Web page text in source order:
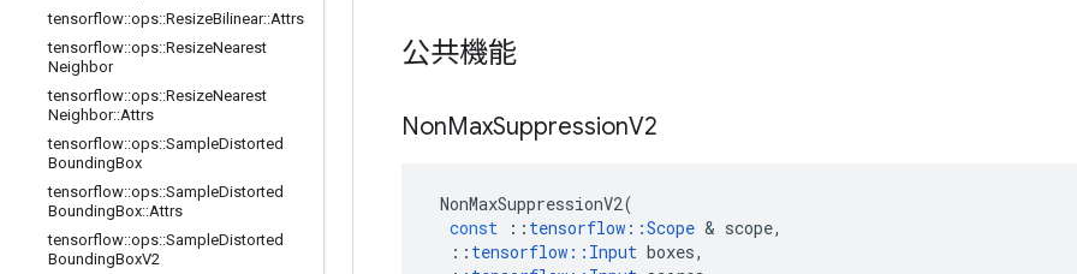
tensorflow::ops::ResizeBilinear::Attrs
tensorflow::ops::ResizeNearest
Neighbor
tensorflow::ops::ResizeNearest
Neighbor::Attrs
tensorflow::ops::SampleDistorted
BoundingBox
tensorflow::ops::SampleDistorted
BoundingBox::Attrs
tensorflow::ops::SampleDistorted
BoundingBoxV2
公共機能
NonMaxSuppressionV2
NonMaxSuppressionV2(
const
:: tensorflow ::Scope & scope,
:: tensorflow :: Input boxes,